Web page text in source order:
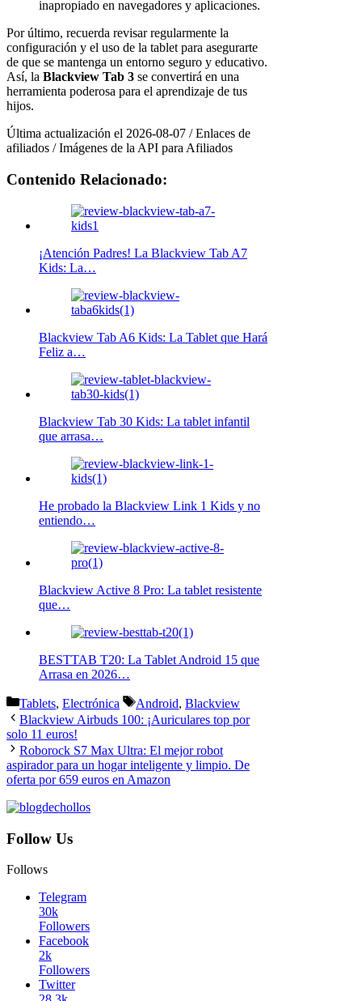
inapropiado en navegadores y aplicaciones.
Por último, recuerda revisar regularmente la
configuración y el uso de la tablet para asegurarte
de que se mantenga un entorno seguro y educativo.
Así, la Blackview Tab 3 se convertirá en una
herramienta poderosa para el aprendizaje de tus
hijos.
Última actualización el 2026-08-07 / Enlaces de
afiliados / Imágenes de la API para Afiliados
Contenido Relacionado:
¡Atención Padres! La Blackview Tab A7
Kids: La…
Blackview Tab A6 Kids: La Tablet que Hará
Feliz a…
Blackview Tab 30 Kids: La tablet infantil
que arrasa…
He probado la Blackview Link 1 Kids y no
entiendo…
Blackview Active 8 Pro: La tablet resistente
que…
BESTTAB T20: La Tablet Android 15 que
Arrasa en 2026…
Categorías
Tablets, Electrónica Etiquetas
Android, Blackview
Blackview Airbuds 100: ¡Auriculares top por
solo 11 euros!
Roborock S7 Max Ultra: El mejor robot
aspirador para un hogar inteligente y limpio. De
oferta por 659 euros en Amazon
Follow Us
Follows
Telegram
30k
Followers
Facebook
2k
Followers
Twitter